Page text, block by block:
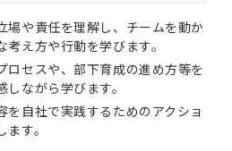
場や責任を理解し、チームを動か
え方や行動を学びます。
ロセスや、部下育成の進め方等を
ながら学びます。
を自社で実践するためのアクショ
す。